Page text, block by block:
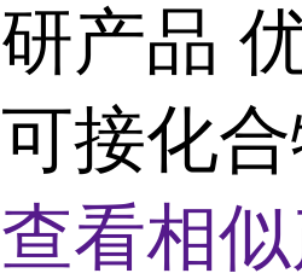
研产品
可接化
查看相